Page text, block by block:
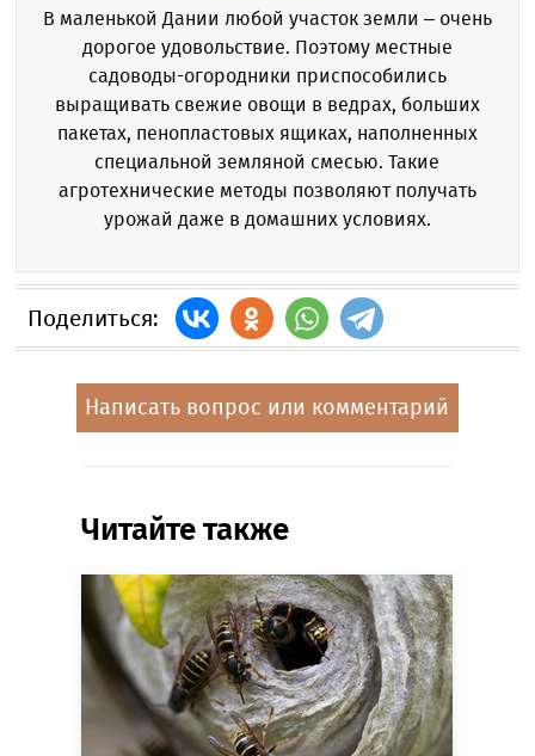
В маленькой Дании любой участок земли – очень
дорогое удовольствие. Поэтому местные
садоводы-огородники приспособились
выращивать свежие овощи в ведрах, больших
пакетах, пенопластовых ящиках, наполненных
специальной земляной смесью. Такие
агротехнические методы позволяют получать
урожай даже в домашних условиях.
Поделиться:
Написать вопрос или комментарий
Читайте также